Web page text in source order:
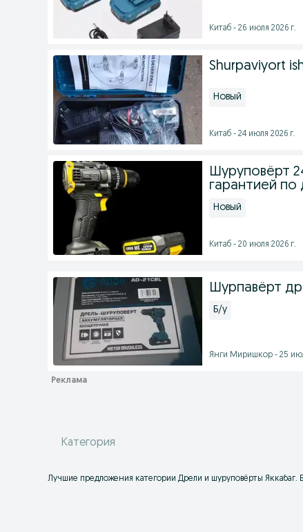
Китаб - 26 июля 2026 г.
Shurpaviyort
Новый
Китаб - 24 июля 2026 г.
Шуруповёрт
гарантией по
Новый
Китаб - 20 июля 2026 г.
Шурпавёрт
Б/у
Янги Миришкор - 25
Категория
Лучшие предложения категории Дрели и шуруповёрты Яккабаг.